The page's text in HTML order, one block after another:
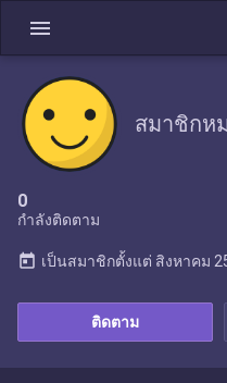
menu
สมาชิกห
0
กำลังติดตาม
ติดตาม
today เป็นสมาชิกตั้งแต่ สิงหาคม